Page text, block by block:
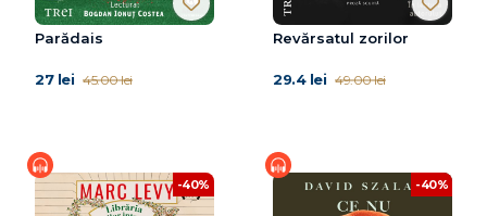
Parădais
27 lei 45.00 lei
Revărsatul zorilor
29.4 lei 49.00 lei
-40% -40%